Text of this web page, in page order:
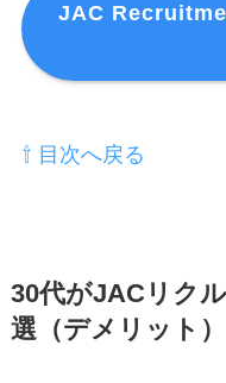
JAC
⇧ 目次へ戻る
30代がJACリク
選（デメリット）